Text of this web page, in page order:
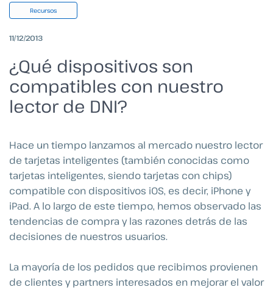
Recursos
11/12/2013
¿Qué dispositivos son
compatibles con nuestro
lector de DNI?
Hace un tiempo lanzamos al mercado nuestro lector
de tarjetas inteligentes (también conocidas como
tarjetas inteligentes, siendo tarjetas con chips)
compatible con dispositivos iOS, es decir, iPhone y
iPad. A lo largo de este tiempo, hemos observado las
tendencias de compra y las razones detrás de las
decisiones de nuestros usuarios.
La mayoría de los pedidos que recibimos provienen
de clientes y partners interesados en mejorar el valor